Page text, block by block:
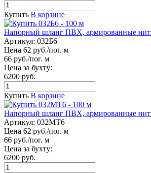
Купить В корзине
Напорный шланг ПВХ, армированные
Артикул: 032Б6
Цена 62 руб./пог. м
66 руб./пог. м
Цена за бухту:
6200 руб.
Купить В корзине
Напорный шланг ПВХ, армированные
Артикул: 032МТ6
Цена 62 руб./пог. м
66 руб./пог. м
Цена за бухту:
6200 руб.